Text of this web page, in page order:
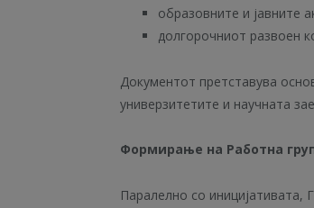
образовните и јавните
долгорочниот развоен
Документот претставува
универзитетите и научната
Формирање на Работна
Паралелно со